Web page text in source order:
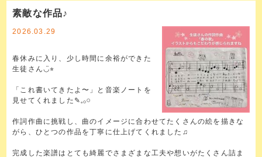
素敵な作品♪
2026.03.29
春休みに入り、少し時間に余裕ができた
生徒さん◡̈⭐︎
「これ書いてきたよ〜」と音楽ノートを
見せてくれました✎𓈒𓂂𓏸
作詞作曲に挑戦し、曲のイメージに合わせてたくさんの絵を描きな
がら、ひとつの作品を丁寧に仕上げてくれました♫
完成した楽譜はとても綺麗でさまざまな工夫や想いがたくさん詰ま